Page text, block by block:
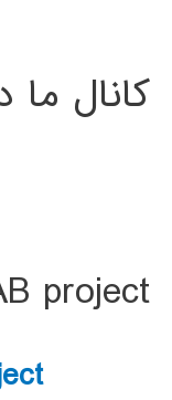
کانال ما
project